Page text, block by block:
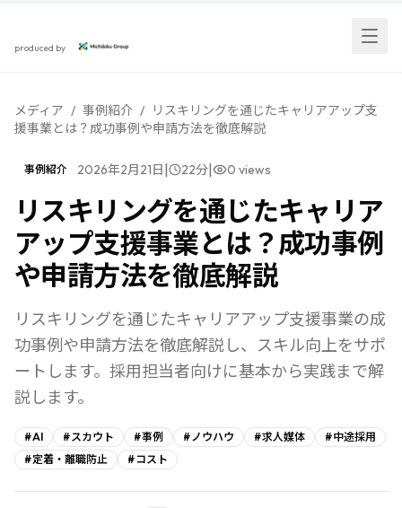
produced by
メディア / 事例紹介 /
リスキリングを通じたキャリアアップ支
援事業とは？成功事例や申請方法を徹底解説
事例紹介 2026年2月21日 22分 0 views
リスキリングを通じたキャリア
アップ支援事業とは？成功事例
や申請方法を徹底解説
リスキリングを通じたキャリアアップ支援事業の成
功事例や申請方法を徹底解説し、スキル向上をサポ
ートします。採用担当者向けに基本から実践まで解
説します。
#AI #スカウト #事例 #ノウハウ #求人媒体 #中途採用
#定着・離職防止 # コスト